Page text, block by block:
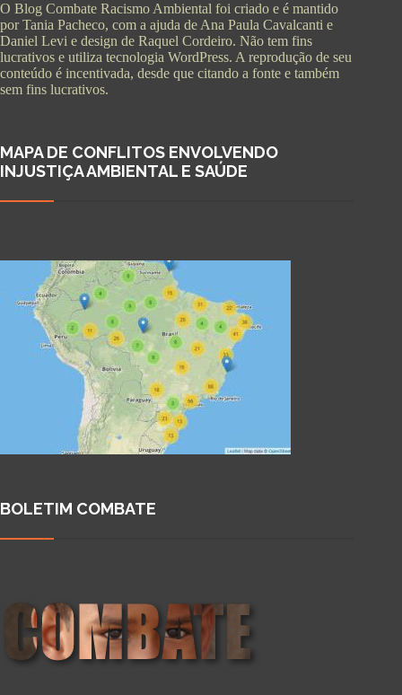
O Blog Combate Racismo Ambiental foi criado e é mantido
por Tania Pacheco, com a ajuda de Ana Paula Cavalcanti e
Daniel Levi e design de Raquel Cordeiro. Não tem fins
lucrativos e utiliza tecnologia WordPress. A reprodução de seu
conteúdo é incentivada, desde que citando a fonte e também
sem fins lucrativos.
MAPA DE CONFLITOS ENVOLVENDO
INJUSTIÇA AMBIENTAL E SAÚDE
BOLETIM COMBATE